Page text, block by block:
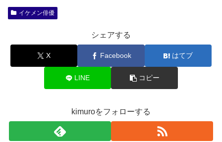
イケメン俳優
シェアする
X Facebook はてブ
LINE コピー
kimuroをフォローする